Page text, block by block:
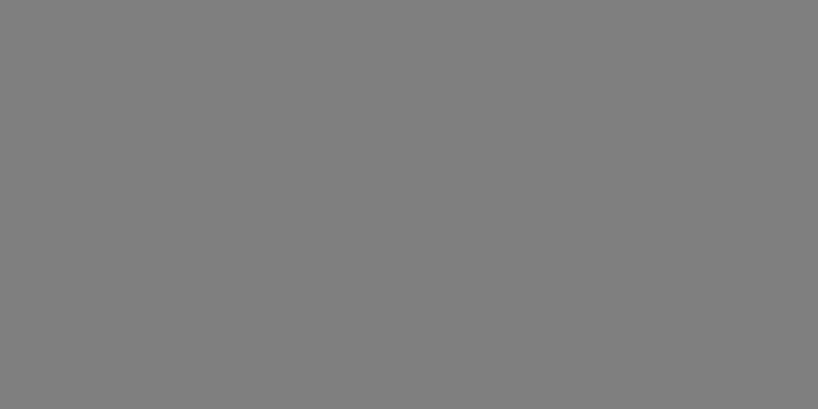
en moderniseren van ons wagenpark. We beschikken over de modernste trucks, die voldoen aan de strengste
rijden en los af te storten.
af vanop een voldoende verharde ondergrond.
voldoende ruimte zijn voor de vrachtwagen om te draaien.
deze.
egaal.